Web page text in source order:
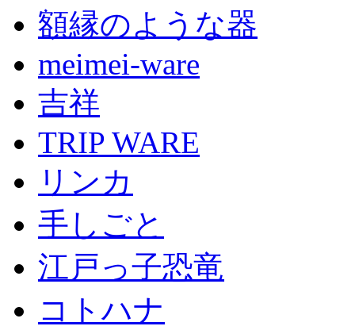
額縁のような器
meimei-ware
吉祥
TRIP WARE
リンカ
手しごと
江戸っ子恐竜
コトハナ